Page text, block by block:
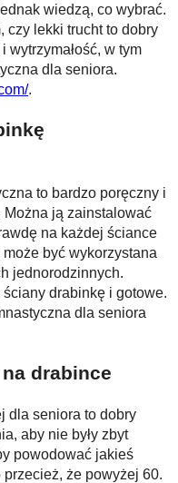
wiedzą, co wybrać.
czy lekki trucht to dobry
wytrzymałość, w tym
dla seniora.
.
to bardzo poręczny i
ją zainstalować
na każdej ściance
być wykorzystana
jednorodzinnych.
drabinkę i gotowe.
dla seniora
drabince
dla seniora to dobry
aby nie były zbyt
powodować jakieś
że powyżej 60.